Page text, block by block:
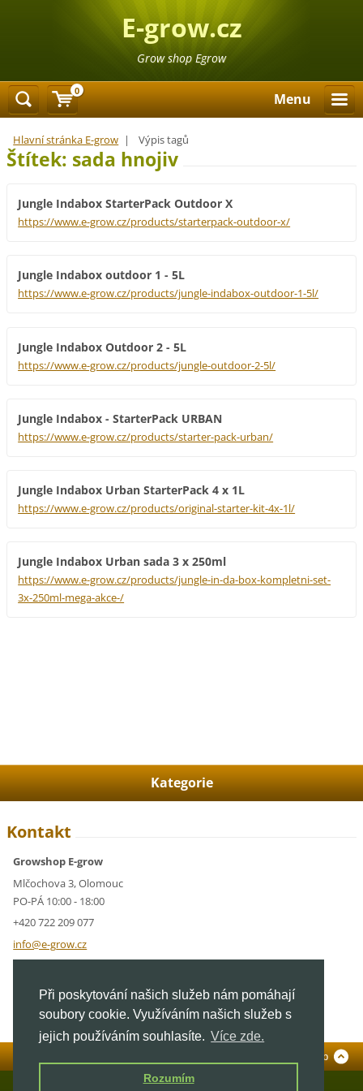
Při poskytování našich služeb nám pomáhají
soubory cookie. Využíváním našich služeb s
jejich používáním souhlasíte. Více zde.
Rozumím
E-grow.cz
Grow shop Egrow
Menu
Hlavní stránka E-grow | Výpis tagů
Štítek: sada hnojiv
Jungle Indabox StarterPack Outdoor X
https://www.e-grow.cz/products/starterpack-outdoor-x/
Jungle Indabox outdoor 1 - 5L
https://www.e-grow.cz/products/jungle-indabox-outdoor-1-5l/
Jungle Indabox Outdoor 2 - 5L
https://www.e-grow.cz/products/jungle-outdoor-2-5l/
Jungle Indabox - StarterPack URBAN
https://www.e-grow.cz/products/starter-pack-urban/
Jungle Indabox Urban StarterPack 4 x 1L
https://www.e-grow.cz/products/original-starter-kit-4x-1l/
Jungle Indabox Urban sada 3 x 250ml
https://www.e-grow.cz/products/jungle-in-da-box-kompletni-set-
3x-250ml-mega-akce-/
Kategorie
Kontakt
Growshop E-grow
Mlčochova 3, Olomouc
PO-PÁ 10:00 - 18:00
+420 722 209 077
info@e-grow.cz
IČ: 05928591
DIČ: CZ05928591
To Top
0